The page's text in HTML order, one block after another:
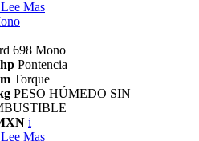
Lee Mas
698 Mono
Pontencia
Torque
PESO HÚMEDO SIN
i
Lee Mas